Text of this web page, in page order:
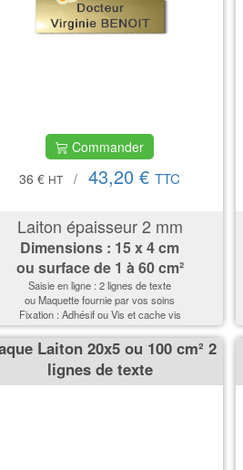
Commander
36 € HT / 43,20 € TTC
Laiton épaisseur 2 mm
Dimensions : 15 x 4 cm
ou surface de 1 à 60 cm²
Saisie en ligne : 2 lignes de texte
ou Maquette fournie par vos soins
Fixation : Adhésif ou Vis et cache vis
Laiton 20x5 ou 100 cm² 2
lignes de texte